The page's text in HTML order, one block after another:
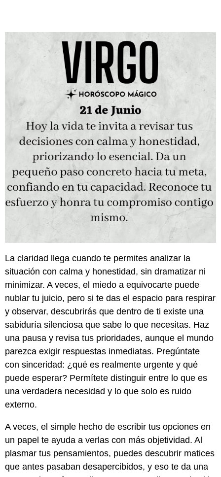
La claridad llega cuando te permites analizar la
situación con calma y honestidad, sin dramatizar ni
minimizar. A veces, el miedo a equivocarte puede
nublar tu juicio, pero si te das el espacio para respirar
y observar, descubrirás que dentro de ti existe una
sabiduría silenciosa que sabe lo que necesitas. Haz
una pausa y revisa tus prioridades, aunque el mundo
parezca exigir respuestas inmediatas. Pregúntate
con sinceridad: ¿qué es realmente urgente y qué
puede esperar? Permítete distinguir entre lo que es
una verdadera necesidad y lo que solo es ruido
externo.
A veces, el simple hecho de escribir tus opciones en
un papel te ayuda a verlas con más objetividad. Al
plasmar tus pensamientos, puedes descubrir matices
que antes pasaban desapercibidos, y eso te da una